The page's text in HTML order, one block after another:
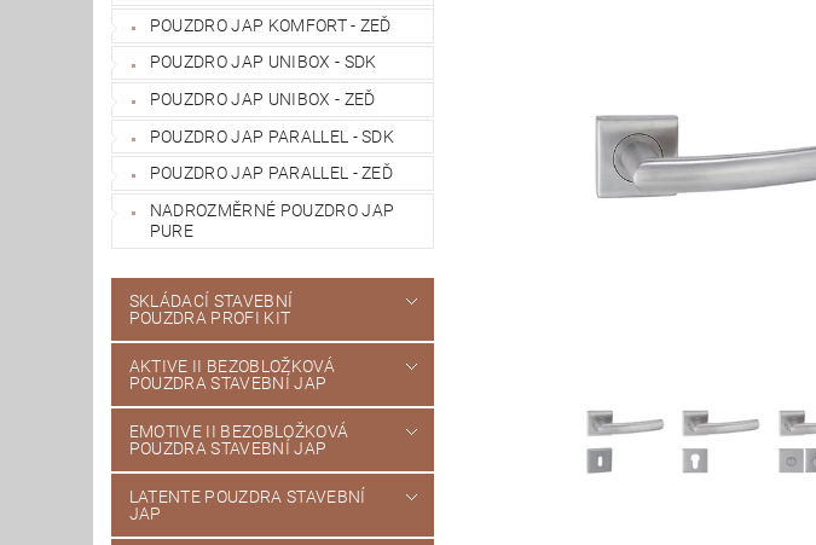
POUZDRO JAP KOMFORT - ZEĎ
POUZDRO JAP UNIBOX - SDK
POUZDRO JAP UNIBOX - ZEĎ
POUZDRO JAP PARALLEL - SDK
POUZDRO JAP PARALLEL - ZEĎ
NADROZMĚRNÉ POUZDRO JAP
PURE
SKLÁDACÍ STAVEBNÍ
POUZDRA PROFI KIT
AKTIVE II BEZOBLOŽKOVÁ
POUZDRA STAVEBNÍ JAP
EMOTIVE II BEZOBLOŽKOVÁ
POUZDRA STAVEBNÍ JAP
LATENTE POUZDRA STAVEBNÍ
JAP